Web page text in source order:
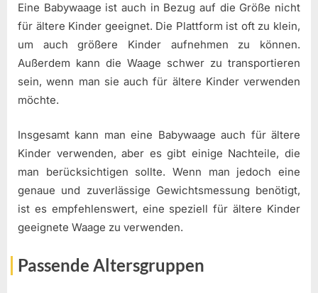
Eine Babywaage ist auch in Bezug auf die Größe nicht
für ältere Kinder geeignet. Die Plattform ist oft zu klein,
um auch größere Kinder aufnehmen zu können.
Außerdem kann die Waage schwer zu transportieren
sein, wenn man sie auch für ältere Kinder verwenden
möchte.
Insgesamt kann man eine Babywaage auch für ältere
Kinder verwenden, aber es gibt einige Nachteile, die
man berücksichtigen sollte. Wenn man jedoch eine
genaue und zuverlässige Gewichtsmessung benötigt,
ist es empfehlenswert, eine speziell für ältere Kinder
geeignete Waage zu verwenden.
Passende Altersgruppen